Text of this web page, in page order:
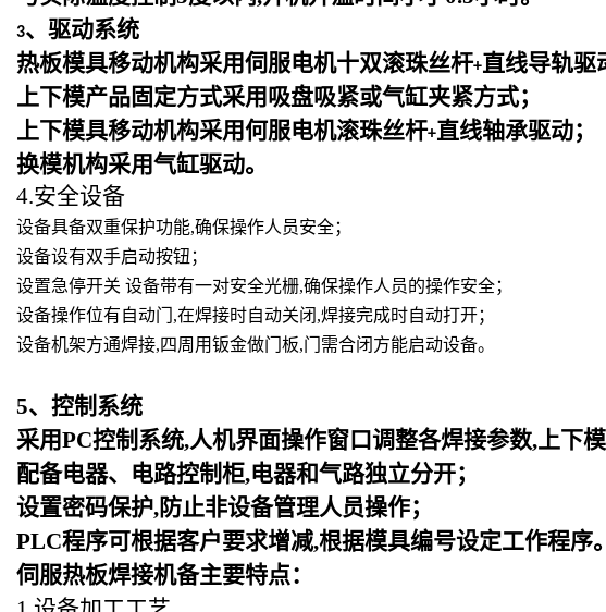
3、驱动系统
热板模具移动机构采用伺服电机十双滚珠丝杆+直线导轨驱
上下模产品固定方式采用吸盘吸紧或气缸夹紧方式；
上下模具移动机构采用何服电机滚珠丝杆+直线轴承驱动；
换模机构采用气缸驱动。
4.安全设备
设备具备双重保护功能,确保操作人员安全；
设备设有双手启动按钮；
设置急停开关 设备带有一对安全光栅,确保操作人员的操作安全；
设备操作位有自动门,在焊接时自动关闭,焊接完成时自动打开；
设备机架方通焊接,四周用钣金做门板,门需合闭方能启动设备。
5、控制系统
采用PC控制系统,人机界面操作窗口调整各焊接参数,上下模
配备电器、电路控制柜,电器和气路独立分开；
设置密码保护,防止非设备管理人员操作；
PLC程序可根据客户要求增减,根据模具编号设定工作程序。
伺服热板焊接机备主要特点：